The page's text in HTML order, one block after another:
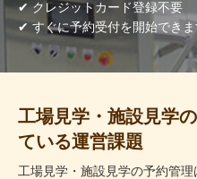
✔ クレジットカード登録不要
✔ すぐに予約受付を開始でき
工場見学・施設見学
ている運営課題
工場見学・施設見学の予約管